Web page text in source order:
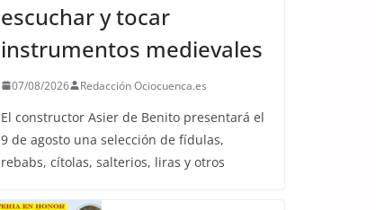
escuchar y tocar
instrumentos medievales
07/08/2026 Redacción Ociocuenca.es
El constructor Asier de Benito presentará el
9 de agosto una selección de fídulas,
rebabs, cítolas, salterios, liras y otros